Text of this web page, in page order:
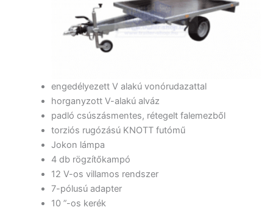
engedélyezett V alakú vonórudazattal
horganyzott V-alakú alváz
padló csúszásmentes, rétegelt falemezből
torziós rugózású KNOTT futómű
Jokon lámpa
4 db rögzítőkampó
12 V-os villamos rendszer
7-pólusú adapter
10 ”-os kerék